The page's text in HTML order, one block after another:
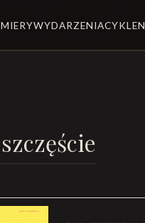
WYDARZENIACYKLE